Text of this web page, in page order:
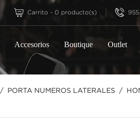
Carrito - 0 producto(s) 955
Accesorios Boutique Outlet
PORTA NUMEROS LATERALES